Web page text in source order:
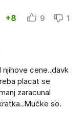
+8 9 1
njihove cene..davk
placat se
zaracunal
so.